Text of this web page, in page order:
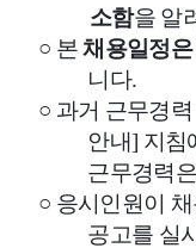
소함을 알
○ 본채용일정
니다.
○ 과거 근무경
안내] 지침
근무경력
○ 응시인원이
공고를 실